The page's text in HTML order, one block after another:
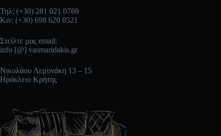
Τηλ: (+30) 281 021 0769
Κιν: (+30) 698 620 8521
Στείλτε μας email:
info [@] vasmaridakis.gr
Νικολάου Λεμονάκη 13 – 15
Ηράκλειο Κρήτης